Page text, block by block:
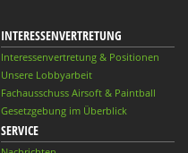
INTERESSENVERTRETUNG
Interessenvertretung & Positionen
Unsere Lobbyarbeit
Fachausschuss Airsoft & Paintball
Gesetzgebung im Überblick
SERVICE